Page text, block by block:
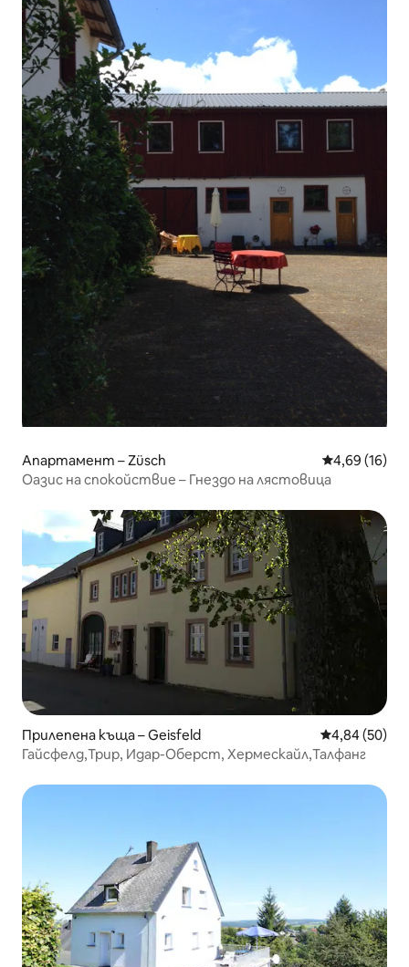
Апартамент – Züsch Средна
4,69 (16)
Оазис на спокойствие – Гнездо на лястовица
Прилепена къща – Geisfeld Средна
4,84 (50)
Гайсфелд,Трир, Идар-Оберст, Хермескайл,Талфанг